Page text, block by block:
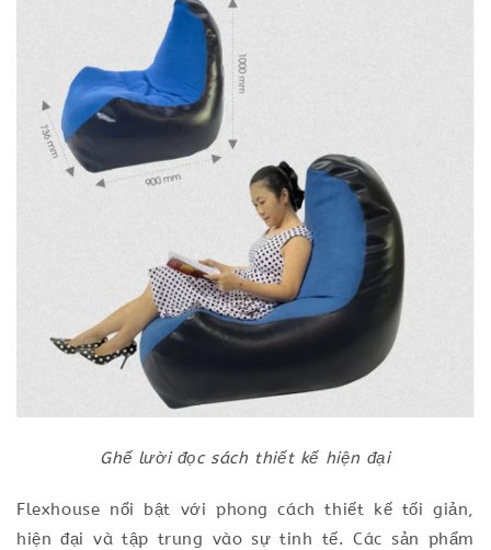
Ghế lười đọc sách thiết kế hiện đại
Flexhouse nổi bật với phong cách thiết kế tối giản,
hiện đại và tập trung vào sự tinh tế. Các sản phẩm